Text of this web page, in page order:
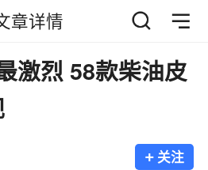
章详情
激烈 58款柴油皮
+ 关注